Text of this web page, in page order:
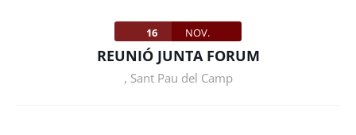
16 NOV.
REUNIÓ JUNTA FORUM
, Sant Pau del Camp